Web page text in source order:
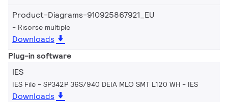
Product-Diagrams-910925867921_EU
Risorse multiple
Downloads
Plug-in software
IES
IES File - SP342P 36S/940 DEIA MLO SMT L120 WH IES
Downloads